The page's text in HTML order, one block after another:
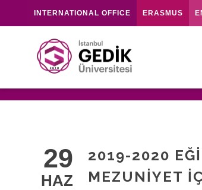
INTERNATIONAL OFFICE ERASMUS
29
HAZ
2019-2020
MEZUNIYET